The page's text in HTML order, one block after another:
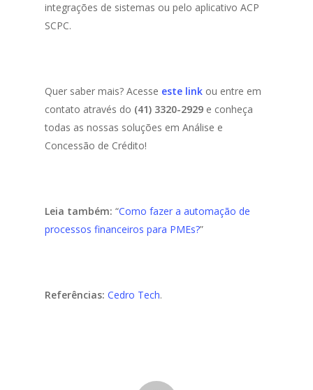
integrações de sistemas ou pelo aplicativo ACP
SCPC.
Quer saber mais? Acesse este link ou entre em
contato através do (41) 3320-2929 e conheça
todas as nossas soluções em Análise e
Concessão de Crédito!
Leia também: “Como fazer a automação de
processos financeiros para PMEs?”
Referências: Cedro Tech.